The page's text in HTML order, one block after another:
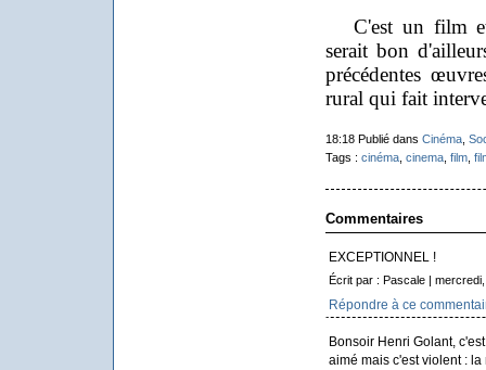
C'est un film et
serait bon
précédentes
rural qui fait
18:18 Publié dans Cinéma,
Tags : cinéma, cinema, film,
Commentaires
EXCEPTIONNEL !
Écrit par : Pascale |
Répondre à ce
Bonsoir Henri Golant,
aimé mais c'est violent :